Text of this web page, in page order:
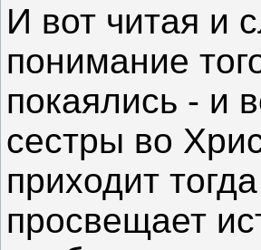
И вот читая и
понимание
покаялись - и
сестры во
приходит
просвещает